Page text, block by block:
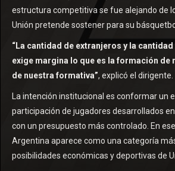
estructura competitiva se fue alejando de
Unión pretende sostener para su
“La cantidad de extranjeros y la
exige margina lo que es la formación de
de nuestra formativa”, explicó el dirigente.
La intención institucional es conformar un
participación de jugadores desarrollados
con un presupuesto más controlado. En
Argentina aparece como una categoría
posibilidades económicas y deportivas de